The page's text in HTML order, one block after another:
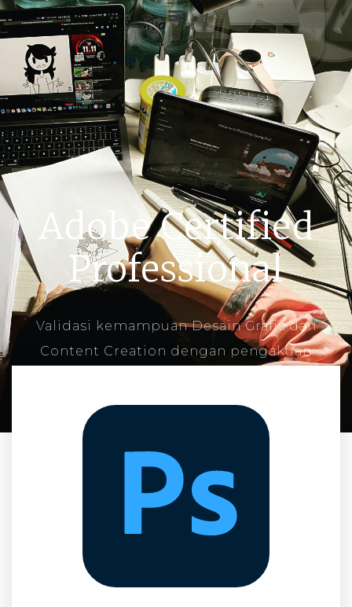
Adobe Certified
Professional
Validasi kemampuan Desain Grafis dan
Content Creation dengan pengakuan